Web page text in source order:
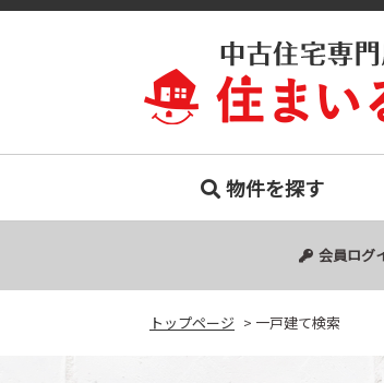
物件を探す
中古マンション
中古一戸建て
新築一戸建て
会員ログ
トップページ > 一戸建て検索